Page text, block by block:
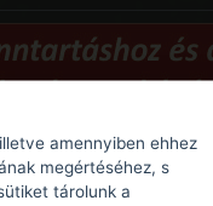
Kapcsolódó
amennyiben ehhez
megértéséhez, s
tárolunk a